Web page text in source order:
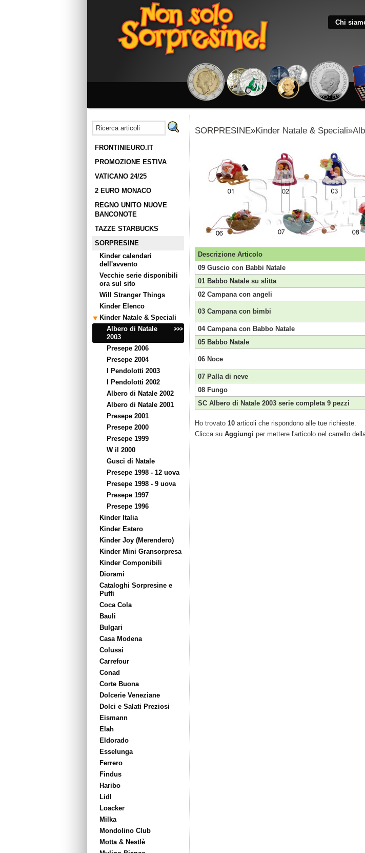
Chi
FRONTINIEURO.IT
PROMOZIONE ESTIVA
VATICANO 24/25
2 EURO MONACO
REGNO UNITO NUOVE
BANCONOTE
TAZZE STARBUCKS
SORPRESINE
Kinder calendari
dell'avvento
Vecchie serie disponibili
ora sul sito
Will Stranger Things
Kinder Elenco
Kinder Natale & Speciali
Albero di Natale
2003
Presepe 2006
Presepe 2004
I Pendolotti 2003
I Pendolotti 2002
Albero di Natale 2002
Albero di Natale 2001
Presepe 2001
Presepe 2000
Presepe 1999
W il 2000
Gusci di Natale
Presepe 1998 - 12 uova
Presepe 1998 - 9 uova
Presepe 1997
Presepe 1996
Kinder Italia
Kinder Estero
Kinder Joy (Merendero)
Kinder Mini Gransorpresa
Kinder Componibili
Diorami
Cataloghi Sorpresine e
Puffi
Coca Cola
Bauli
Bulgari
Casa Modena
Colussi
Carrefour
Conad
Corte Buona
Dolcerie Veneziane
Dolci e Salati Preziosi
Eismann
Elah
Eldorado
Esselunga
Ferrero
Findus
Haribo
Lidl
Loacker
Milka
Mondolino Club
Motta & Nestlè
SORPRESINE»Kinder Natale &
Descrizione Articolo
09 Guscio con Babbi Natale
01 Babbo Natale su slitta
02 Campana con angeli
03 Campana con bimbi
04 Campana con Babbo Natale
05 Babbo Natale
06 Noce
07 Palla di neve
08 Fungo
SC Albero di Natale 2003 serie completa 9 pezzi
Ho trovato 10 articoli che rispondono alle tue richieste.
Clicca su Aggiungi per mettere l'articolo nel carrello